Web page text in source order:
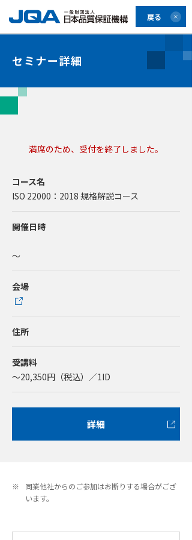
戻る
セミナー詳細
満席のため、受付を終了しました。
コース名
ISO 22000：2018 規格解説コース
開催日時
～
会場
住所
受講料
～20,350円（税込）／1ID
詳細
※
同業他社からのご参加はお断りする場合がござ
います。